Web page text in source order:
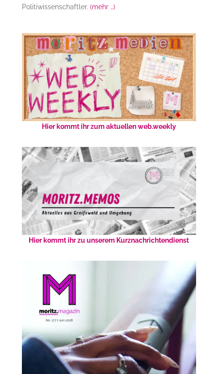
Politiwissenschaftler. (mehr …)
Hier kommt ihr zum aktuellen web.weekly
Hier kommt ihr zu unserem Kurznachrichtendienst